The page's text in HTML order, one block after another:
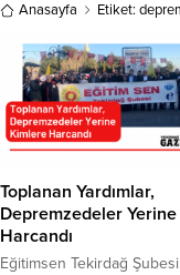
Anasayfa Etiket:
Toplanan Yardımlar,
Depremzedeler
Harcandı
Eğitimsen Tekirdağ